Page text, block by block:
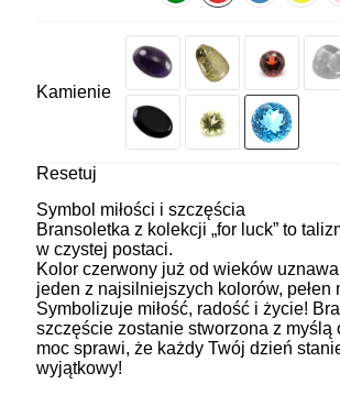
Kamienie
Resetuj
Symbol miłości i szczęścia
Bransoletka z kolekcji „for luck” to
w czystej postaci.
Kolor czerwony już od wieków
jeden z najsilniejszych kolorów, pełen
Symbolizuje miłość, radość i życie!
szczęście zostanie stworzona z myślą
moc sprawi, że każdy Twój dzień
wyjątkowy!